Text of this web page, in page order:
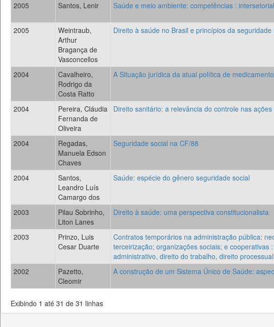
2005
Santos, Lenir Saúde e meio ambiente: competências :
2005
Weintraub,
Arthur
Bragança de
Vasconcellos
Direito à saúde no Brasil e princípios da seguridade
2004
Cavalheiro,
Rodrigo da
Costa Ratto
A Situação jurídica da atual política de
2004
Pereira, Cláudia
Fernanda de
Oliveira
Direito sanitário: a relevância do controle nas
2004
Regadas,
Manuela Edson
Chaves
Seguridade social na CF/88
2004
Santos,
Leandro Luís
Camargo dos
Saúde: espécie do gênero seguridade social
2003
Pilau Sobrinho,
Liton Lanes
Direito à saúde: uma perspectiva constitucionalista
2003
Prinzo, Luis
Cesar Duarte
Contratos temporários na administração pública:
terceirização; organizações sociais; e cooperativas
administrativo, direito do trabalho, direito
2002
Pazetto,
Cleomir
A construção de um Sistema Único de Saúde:
Exibindo 1 até 31 de 31 linhas